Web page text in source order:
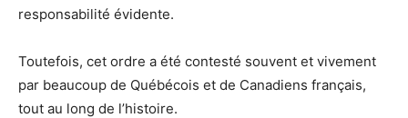
responsabilité évidente.
Toutefois, cet ordre a été contesté souvent et vivement
par beaucoup de Québécois et de Canadiens français,
tout au long de l’histoire.